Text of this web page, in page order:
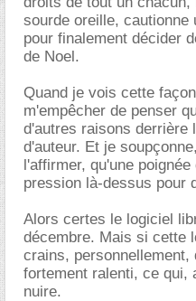
sourde oreille, cautionne
pour finalement décider
de Noel.
Quand je vois cette
m'empêcher de penser
d'autres raisons derrière
d'auteur. Et je
l'affirmer, qu'une
pression là-dessus pour
Alors certes le logiciel
décembre. Mais si cette
crains, personnellement,
fortement ralenti, ce qui,
nuire.